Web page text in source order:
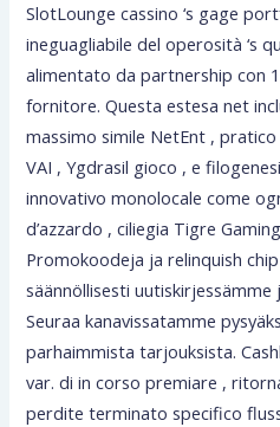
SlotLounge cassino ‘s gage
ineguagliabile del operosità ‘s
alimentato da partnership con
fornitore. Questa estesa net
massimo simile NetEnt ,
VAI , Ygdrasil gioco , e
innovativo monolocale come
d’azzardo , ciliegia Tigre
Promokoodeja ja relinquish
säännöllisesti uutiskirjessämme
Seuraa kanavissatamme
parhaimmista tarjouksista.
var. di in corso premiare ,
perdite terminato specifico